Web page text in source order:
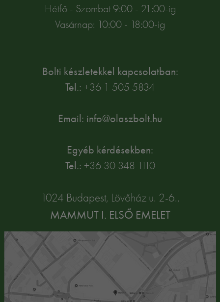
Hétfő - Szombat 9:00 - 21:00-ig
Vasárnap: 10:00 - 18:00-ig
Bolti készletekkel kapcsolatban:
Tel.: +36 1 505 5834
Email: info@olaszbolt.hu
Egyéb kérdésekben:
Tel.: +36 30 348 1110
1024 Budapest, Lövőház u. 2-6.,
MAMMUT I. ELSŐ EMELET